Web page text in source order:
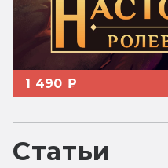
1 490 ₽
Статьи